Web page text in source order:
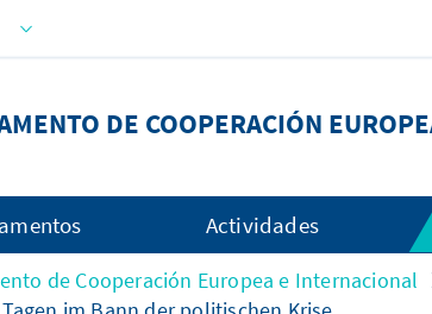
DE COOPERACIÓN
Actividades
de Cooperación Europea e Internacional